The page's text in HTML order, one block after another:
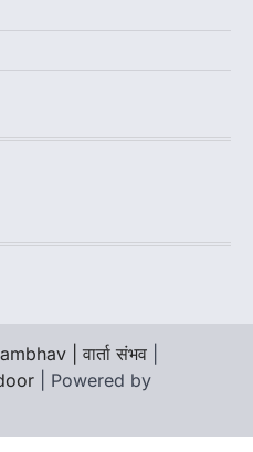
| वार्ता संभव
| Powered by